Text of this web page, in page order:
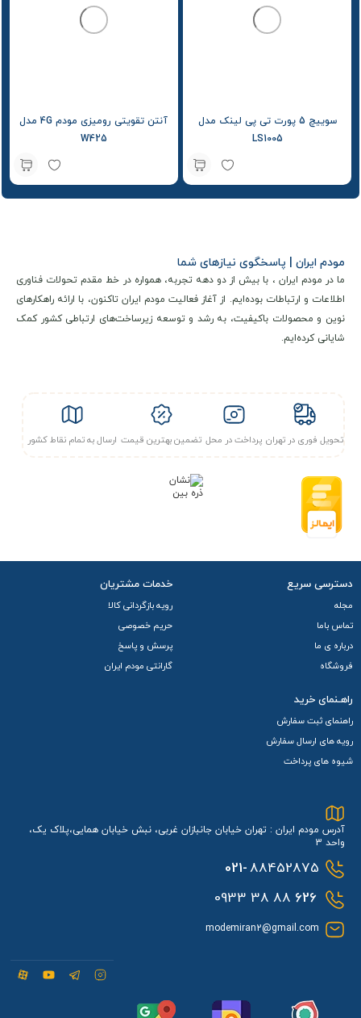
سوییچ 5 پورت تی پی لینک مدل
LS1005
آنتن تقویتی رومیزی مودم 4G مدل
W425
مودم ایران | پاسخگوی نیازهای شما
ما در مودم ایران ، با بیش از دو دهه تجربه، همواره در خط مقدم تحولات فناوری
اطلاعات و ارتباطات بوده‌ایم. از آغاز فعالیت مودم ایران تاکنون، با ارائه راهکارهای
نوین و محصولات باکیفیت، به رشد و توسعه زیرساخت‌های ارتباطی کشور کمک
شایانی کرده‌ایم.
تحویل فوری در تهران پرداخت در محل تضمین بهترین قیمت ارسال به تمام نقاط کشور
دسترسی سریع
مجله
تماس باما
درباره ی ما
فروشگاه
خدمات مشتریان
رویه بازگردانی کالا
حریم خصوصی
پرسش و پاسخ
گارانتی مودم ایران
راهـنمای خرید
راهنمای ثبت سفارش
رویه های ارسال سفارش
شیوه های پرداخت
آدرس مودم ایران : تهران خیابان جانبازان غربی، نبش خیابان همایی،پلاک یک،
واحد 3
021-88452875
626
88 38 0933
modemiran2@gmail.com